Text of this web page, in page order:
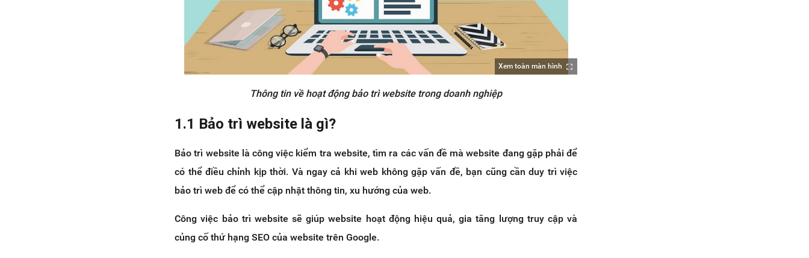
Xem toàn màn hình
Thông tin về hoạt động bảo trì website trong doanh nghiệp
1.1 Bảo trì website là gì?
Bảo trì website là công việc kiểm tra website, tìm ra các vấn đề mà website đang gặp phải để
có thể điều chỉnh kịp thời. Và ngay cả khi web không gặp vấn đề, bạn cũng cần duy trì việc
bảo trì web để có thể cập nhật thông tin, xu hướng của web.
Công việc bảo trì website sẽ giúp website hoạt động hiệu quả, gia tăng lượng truy cập và
củng cố thứ hạng SEO của website trên Google.